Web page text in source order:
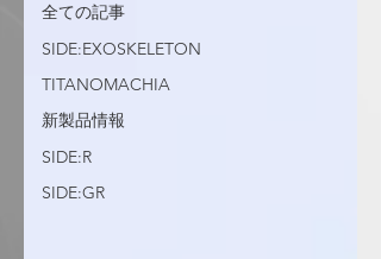
全ての記事
SIDE:EXOSKELETON
TITANOMACHIA
新製品情報
SIDE:R
SIDE:GR